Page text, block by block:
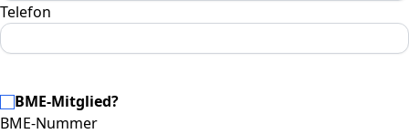
Telefon
BME-Mitglied?
BME-Nummer